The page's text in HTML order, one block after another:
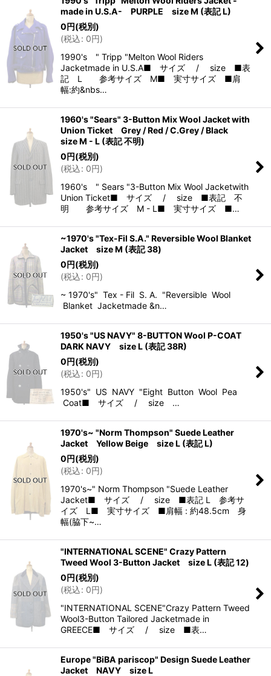
made in U.S.A- PURPLE size M (表記 L)
0円(税別)
(税込: 0円)
1990's " Tripp "Melton Wool Riders
Jacketmade in U.S.A■ サイズ / size ■表
記 L 参考サイズ M■ 実寸サイズ ■肩
幅:約&nbs…
1960's "Sears" 3-Button Mix Wool Jacket with
Union Ticket Grey / Red / C.Grey / Black
size M - L (表記 不明)
0円(税別)
(税込: 0円)
1960's " Sears "3-Button Mix Wool Jacketwith
Union Ticket■ サイズ / size ■表記 不
明 参考サイズ M - L■ 実寸サイズ ■…
~1970's "Tex-Fil S.A." Reversible Wool Blanket
Jacket size M (表記 38)
0円(税別)
(税込: 0円)
~ 1970's" Tex - Fil S. A. "Reversible Wool
Blanket Jacketmade &n…
1950's "US NAVY" 8-BUTTON Wool P-COAT
DARK NAVY size L (表記 38R)
0円(税別)
(税込: 0円)
1950's" US NAVY "Eight Button Wool Pea
Coat■ サイズ / size …
1970's~ "Norm Thompson" Suede Leather
Jacket Yellow Beige size L (表記 L)
0円(税別)
(税込: 0円)
1970's~" Norm Thompson "Suede Leather
Jacket■ サイズ / size ■表記 L 参考サ
イズ L■ 実寸サイズ ■肩幅 : 約48.5cm 身
幅(脇下~…
"INTERNATIONAL SCENE" Crazy Pattern
Tweed Wool 3-Button Jacket size L (表記 12)
0円(税別)
(税込: 0円)
"INTERNATIONAL SCENE"Crazy Pattern Tweed
Wool3-Button Tailored Jacketmade in
GREECE■ サイズ / size ■表…
Europe "BiBA pariscop" Design Suede Leather
Jacket NAVY size L